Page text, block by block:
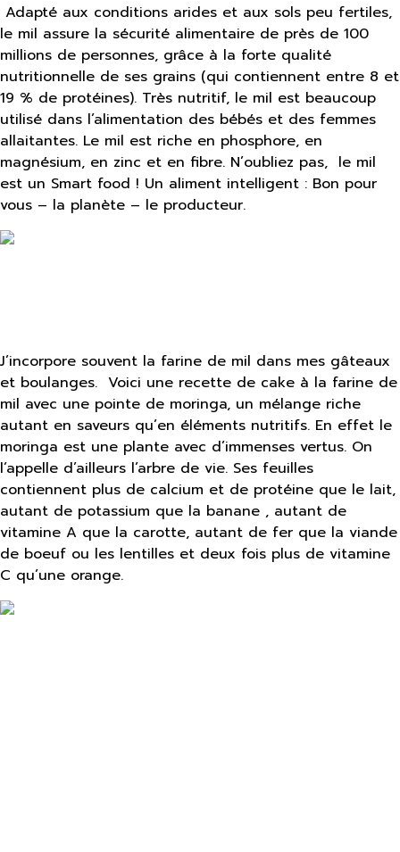
Adapté aux conditions arides et aux sols peu fertiles,
le mil assure la sécurité alimentaire de près de 100
millions de personnes, grâce à la forte qualité
nutritionnelle de ses grains (qui contiennent entre 8 et
19 % de protéines). Très nutritif, le mil est beaucoup
utilisé dans l’alimentation des bébés et des femmes
allaitantes. Le mil est riche en phosphore, en
magnésium, en zinc et en fibre. N’oubliez pas, le mil
est un Smart food ! Un aliment intelligent : Bon pour
vous – la planète – le producteur.
J’incorpore souvent la farine de mil dans mes gâteaux
et boulanges. Voici une recette de cake à la farine de
mil avec une pointe de moringa, un mélange riche
autant en saveurs qu’en éléments nutritifs. En effet le
moringa est une plante avec d’immenses vertus. On
l’appelle d’ailleurs l’arbre de vie. Ses feuilles
contiennent plus de calcium et de protéine que le lait,
autant de potassium que la banane , autant de
vitamine A que la carotte, autant de fer que la viande
de boeuf ou les lentilles et deux fois plus de vitamine
C qu’une orange.